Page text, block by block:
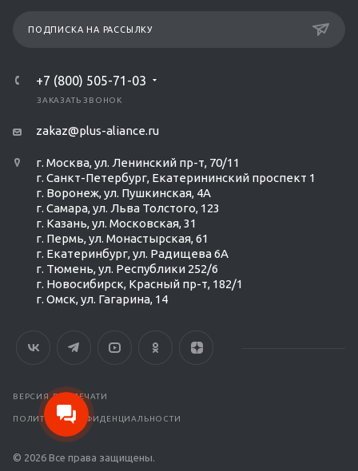
Ольга Кравченко
вас появятся вопросы.
ПОДПИСКА НА РАССЫЛКУ
+7 (800) 505-71-03
ЗАКАЗАТЬ ЗВОНОК
zakaz@plus-aliance.ru
г. Москва, ул. Ленинский пр-т, 70/11
г. Санкт-Петербург, Екатерининский проспект 1
г. Воронеж, ул. Пушкинская, 4А
г. Самара, ул. Льва Толстого, 123
г. Казань, ул. Московская, 31
г. Пермь, ул. Монастырская, 61
г. Екатеринбург, ул. Радищева 6А
г. Тюмень, ул. Республики 252/6
г. Новосибирск, Красный пр-т, 182/1
г. Омск, ул. ​Гагарина, 14
ВЕРСИЯ ДЛЯ ПЕЧАТИ
ПОЛИТИКА КОНФИДЕНЦИАЛЬНОСТИ
© 2026 Все права защищены.